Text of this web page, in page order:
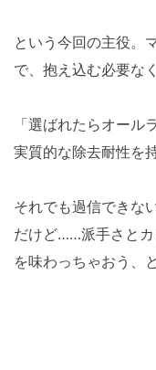
という今回の主役。
で、抱え込む必要な
「選ばれたらオール
実質的な除去耐性を
それでも過信できな
だけど……派手さとカ
を味わっちゃおう、